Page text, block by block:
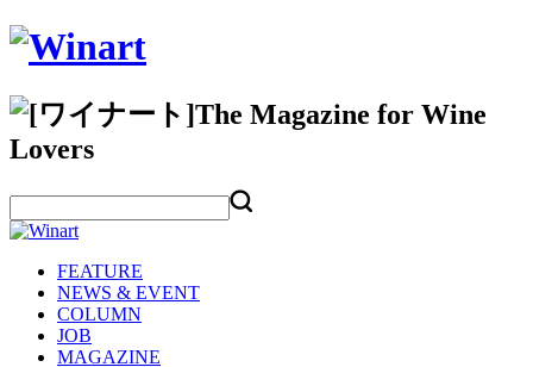
FEATURE
NEWS & EVENT
COLUMN
JOB
MAGAZINE